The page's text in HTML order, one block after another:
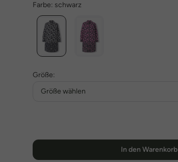
Farbe: schwarz
Größe:
Größe wählen
In den Warenkorb